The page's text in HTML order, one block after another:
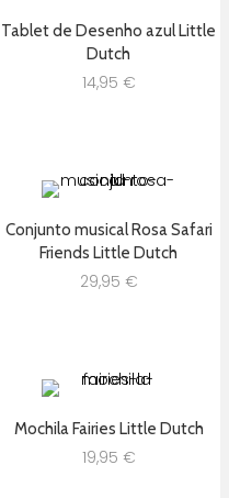
Tablet de Desenho azul Little
Dutch
14,95 €
Conjunto musical Rosa Safari
Friends Little Dutch
29,95 €
Mochila Fairies Little Dutch
19,95 €